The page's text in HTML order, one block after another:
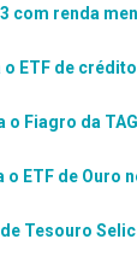
com renda
o ETF de
o Fiagro da
o ETF de
Tesouro Selic